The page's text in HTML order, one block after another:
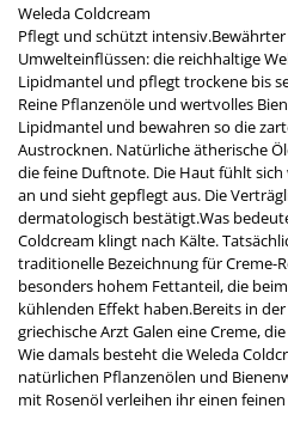
Weleda Coldcream
Pflegt und schützt
Umwelteinflüssen: die reichhaltige
Lipidmantel und pflegt trockene bis
Reine Pflanzenöle und wertvolles
Lipidmantel und bewahren so die
Austrocknen. Natürliche ätherische
die feine Duftnote. Die Haut fühlt
an und sieht gepflegt aus. Die
dermatologisch bestätigt.Was
Coldcream klingt nach Kälte.
traditionelle Bezeichnung für Creme-
besonders hohem Fettanteil, die
kühlenden Effekt haben.Bereits in
griechische Arzt Galen eine Creme,
Wie damals besteht die Weleda
natürlichen Pflanzenölen und
mit Rosenöl verleihen ihr einen